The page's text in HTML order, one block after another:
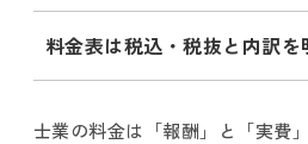
料金表は税込・税抜と内訳を
士業の料金は「報酬」と「実費